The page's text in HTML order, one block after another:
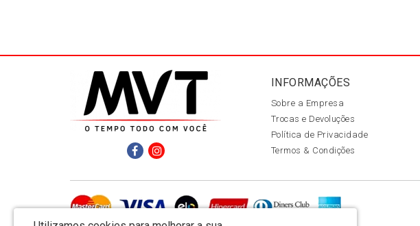
INFORMAÇÕES
Sobre a Empresa
Trocas e Devoluções
Política de Privacidade
Termos & Condições